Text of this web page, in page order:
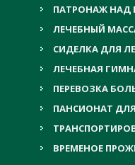
ПАТРОНАЖ
ЛЕЧЕБНЫЙ
СИДЕЛКА ДЛЯ
ЛЕЧЕБНАЯ
ПЕРЕВОЗКА
ПАНСИОНАТ
ВРЕМЕНОЕ